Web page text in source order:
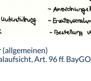
Art. 96 ff. BayGO